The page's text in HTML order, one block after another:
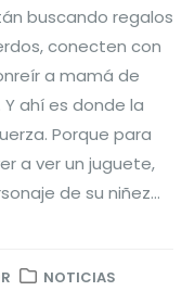
buscando regalos
conecten con
a mamá de
ahí es donde la
Porque para
a ver un juguete,
de su niñez...
NOTICIAS